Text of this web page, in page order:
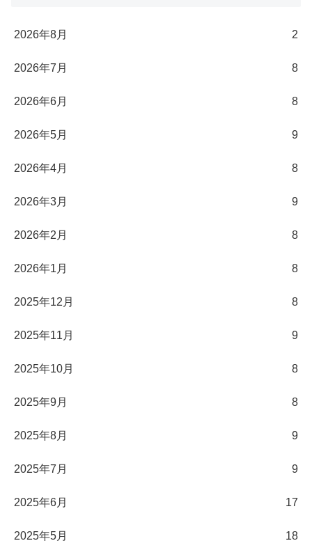
2026年8月 2
2026年7月 8
2026年6月 8
2026年5月 9
2026年4月 8
2026年3月 9
2026年2月 8
2026年1月 8
2025年12月 8
2025年11月 9
2025年10月 8
2025年9月 8
2025年8月 9
2025年7月 9
2025年6月 17
2025年5月 18